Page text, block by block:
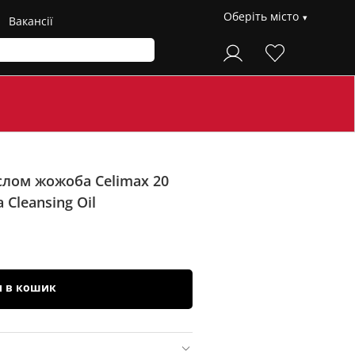
Вакансії Оберіть місто
жожоба Celimax 20
Cleansing Oil
в кошик